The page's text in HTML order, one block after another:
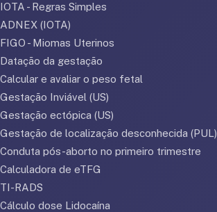
IOTA - Regras Simples
ADNEX (IOTA)
FIGO - Miomas Uterinos
Datação da gestação
Calcular e avaliar o peso fetal
Gestação Inviável (US)
Gestação ectópica (US)
Gestação de localização desconhecida (PUL)
Conduta pós-aborto no primeiro trimestre
Calculadora de eTFG
TI-RADS
Cálculo dose Lidocaína